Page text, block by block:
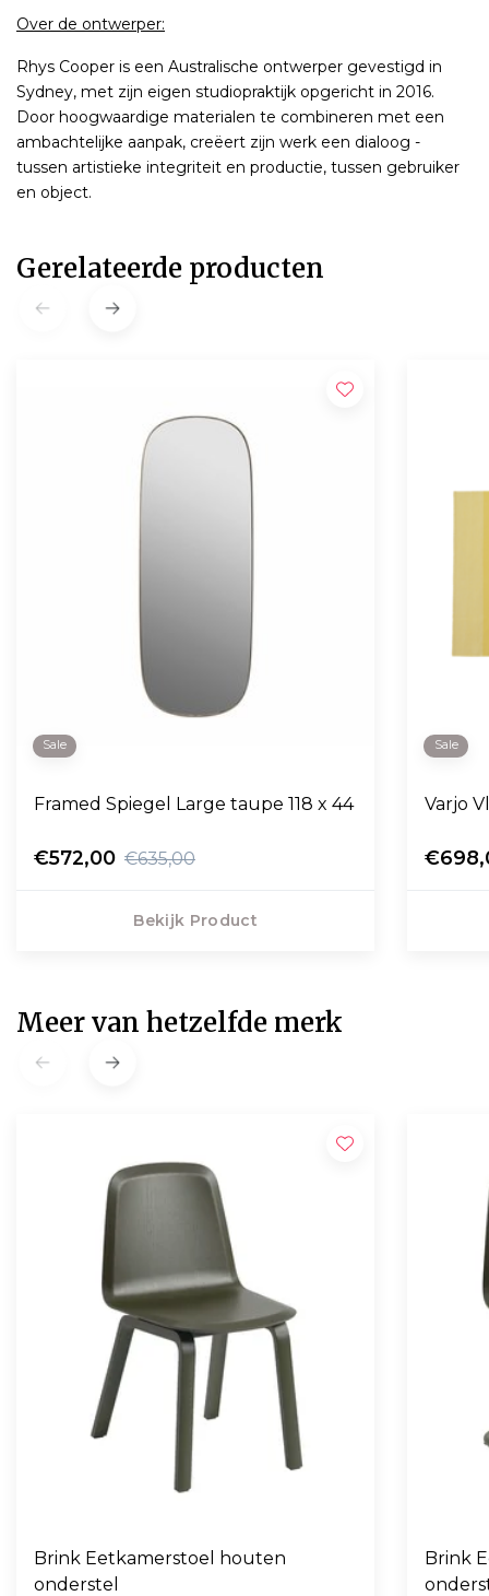
Over de ontwerper:
Rhys Cooper is een Australische ontwerper gevestigd in
Sydney, met zijn eigen studiopraktijk opgericht in 2016.
Door hoogwaardige materialen te combineren met een
ambachtelijke aanpak, creëert zijn werk een dialoog -
tussen artistieke integriteit en productie, tussen gebruiker
en object.
Gerelateerde producten
Sale
Framed Spiegel Large taupe 118 x 44
€572,00 €635,00
Bekijk Product
Sale
Varjo
Meer van hetzelfde merk
Brink Eetkamerstoel houten
onderstel
Brink